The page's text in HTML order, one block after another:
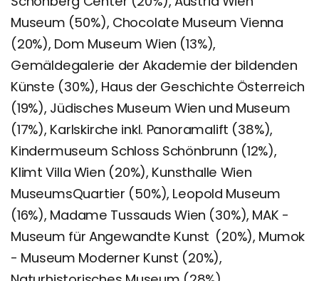
Museum (50%), Chocolate Museum Vienna
(20%), Dom Museum Wien (13%),
Gemäldegalerie der Akademie der bildenden
Künste (30%), Haus der Geschichte Österreich
(19%), Jüdisches Museum Wien und Museum
(17%), Karlskirche inkl. Panoramalift (38%),
Kindermuseum Schloss Schönbrunn (12%),
Klimt Villa Wien (20%), Kunsthalle Wien
MuseumsQuartier (50%), Leopold Museum
(16%), Madame Tussauds Wien (30%), MAK -
Museum für Angewandte Kunst (20%), Mumok
- Museum Moderner Kunst (20%),